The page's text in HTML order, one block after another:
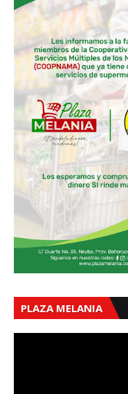
PLAZA MELANIA